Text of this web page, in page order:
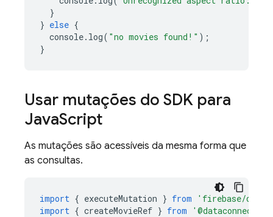
}
} else {
console. log( "no movies found!" );
}
Usar mutações do SDK para
JavaScript
As mutações são acessíveis da mesma forma que
as consultas.
import { executeMutation } from
'firebase/data-
import { createMovieRef } from '@dataconnect/